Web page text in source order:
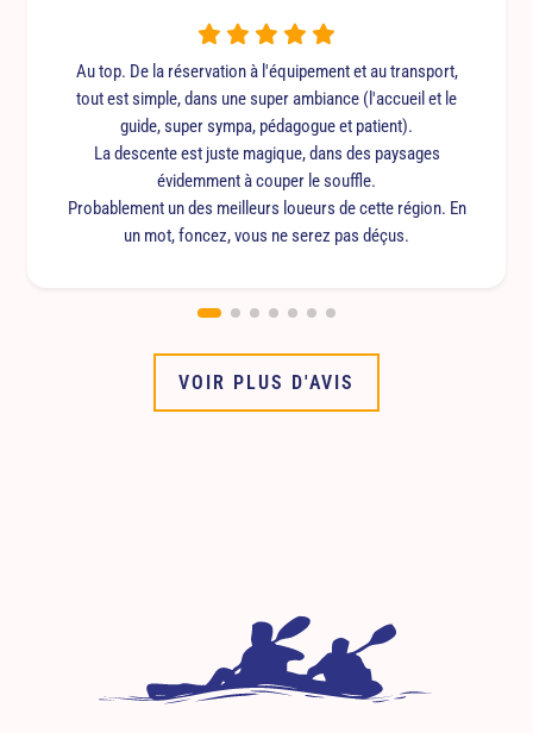
Au top. De la réservation à l'équipement et au transport,
tout est simple, dans une super ambiance (l'accueil et le
guide, super sympa, pédagogue et patient).
La descente est juste magique, dans des paysages
évidemment à couper le souffle.
Probablement un des meilleurs loueurs de cette région. En
un mot, foncez, vous ne serez pas déçus.
VOIR PLUS D'AVIS